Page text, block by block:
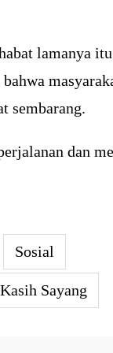
lamanya
sembarang.
dan
Sosial
Sayang